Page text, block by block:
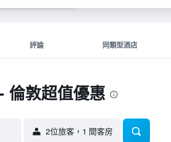
評論 同類型酒店
倫敦超值優惠
2位旅客，1 間客房